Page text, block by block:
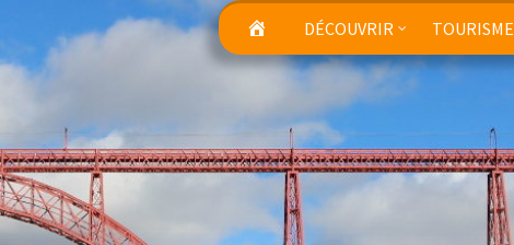
DÉCOUVRIR TOURISME